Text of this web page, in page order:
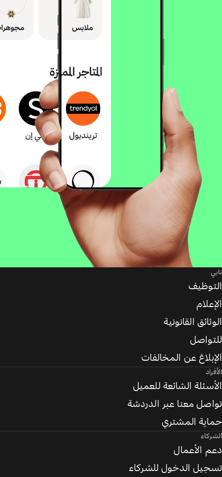
تابي
التوظيف
الإعلام
الوثائق القانونية
للتواصل
الإبلاغ عن المخالفات
الأفراد
الأسئلة الشائعة للعميل
تواصل معنا عبر الدردشة
حماية المشتري
الشركاء
دعم الأعمال
تسجيل الدخول للشركاء